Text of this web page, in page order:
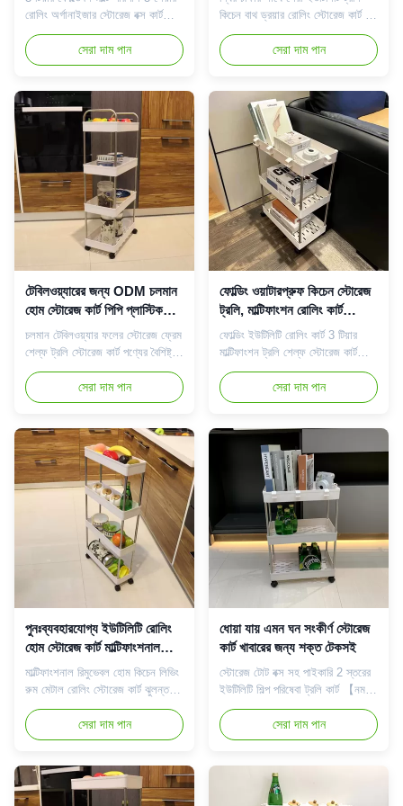
রোলিং অর্গানাইজার স্টোরেজ বক্স কার্ট
পণ্যের বৈশিষ্ট্য: 1. ভাঁজযোগ্য নকশা,
সমাবেশের প্রয়োজন নেই। 2. এটা
রান্নাঘর, বসার ঘর, বেডরুমে ব্যবহার করা
সরানো সহজ. 4. খুব স্থিতিশীল এবং লোড
শক্তিশালী. বিক্রয় বিন্দু: 1. উজ্জ্বল এবং
সেরা দাম পান
কিচেন বাথ ড্রয়ার রোলিং স্টোরেজ কার্ট খুব
বেশি জায়গা দখল না করে, এই রোলিং
কার্টটি একটি বুদ্ধিমান পছন্দ হবে আপনি
এটিকে একটি জায়গায় রাখবেন কিনা সরু
আপনার পাশের টেবিলের পাশে।3 স্তর
বাথরুমের তোয়ালে, টয়লেট পেপার, শ্যাম্পু
সেরা দাম পান
টেবিলওয়্যারের জন্য ODM চলমান
হোম স্টোরেজ কার্ট পিপি প্লাস্টিক
মাল্টিসসিন ব্যবহারিক ব্যবহার করুন
চলমান টেবিলওয়্যার ফলের স্টোরেজ ফ্রেম
শেল্ফ ট্রলি স্টোরেজ কার্ট পণ্যের বৈশিষ্ট্য:
1. ভাঁজযোগ্য নকশা, সমাবেশের প্রয়োজন
নেই। 2. এটা রান্নাঘর, বসার ঘর,
বেডরুমে ব্যবহার করা যেতে পারে। 3.
খুব স্থিতিশীল এবং লোড শক্তিশালী.
বিক্রয় বিন্দু: 1. উজ্জ্বল এবং পরিষ্কার রং
সঙ্গ...
সেরা দাম পান
ফোল্ডিং ওয়াটারপ্রুফ কিচেন স্টোরেজ
ট্রলি, মাল্টিফাংশন রোলিং কার্ট
অর্গানাইজার
ফোল্ডিং ইউটিলিটি রোলিং কার্ট 3 টিয়ার
মাল্টিফাংশন ট্রলি শেল্ফ স্টোরেজ কার্ট
পণ্যের বৈশিষ্ট্য: 1. ভাঁজযোগ্য নকশা,
সমাবেশের প্রয়োজন নেই। 2. এটা
রান্নাঘর, বসার ঘর, বেডরুমে ব্যবহার করা
সরানো সহজ. 4. খুব স্থিতিশীল এবং লোড
শক্তিশালী. বিক্রয় বিন্দু: 1. উজ্জ্বল এবং
সেরা দাম পান
পুনঃব্যবহারযোগ্য ইউটিলিটি রোলিং
হোম স্টোরেজ কার্ট মাল্টিফাংশনাল
ডিটাচেবল ওজন 1.4 কেজি
মাল্টিফাংশনাল রিমুভেবল হোম কিচেন লিভিং
রুম মেটাল রোলিং স্টোরেজ কার্ট ঝুলন্ত
কাপ সহ 3-টিয়ার মাল্টিফাংশন রোলিং কার্ট,
আপনি অগোছালো বিদায় বলুন! মজবুত
নির্মাণ - আমাদের চলমান কার্ট কার্বন
তৈরি;এক-টুকরা মোড় পাইপ, স্থিতিশীল,
কঠিন এবং ইনস্টল করা সহজ। 3-টিয়ার
সেরা দাম পান
ধোয়া যায় এমন ঘন সংকীর্ণ স্টোরেজ
কার্ট খাবারের জন্য শক্ত টেকসই
স্টোরেজ টোট বক্স সহ পাইকারি 2 স্তরের
ইউটিলিটি শিল্প পরিষেবা ট্রলি কার্ট 【নমনীয়
4 টিয়ার স্টোরেজ কার্ট 】রোলিং স্লিম
স্টোরেজ ইউটিলিটি কার্ট (ডাইমেনশন:
14.8" L x 5.3" W x31.9 " H.)
ডিজাইন করা হয়েছে৷ সাদা স্টোরেজ ট্রলি
আড়ম্বরপূর্ণ, সহজ এবং সুন্দর, উপযুক্ত
সেরা দাম পান